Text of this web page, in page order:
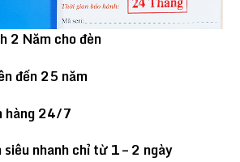
2 Năm cho đèn
đến 25 năm
hàng 24/7
nhanh chỉ từ 1 – 2 ngày